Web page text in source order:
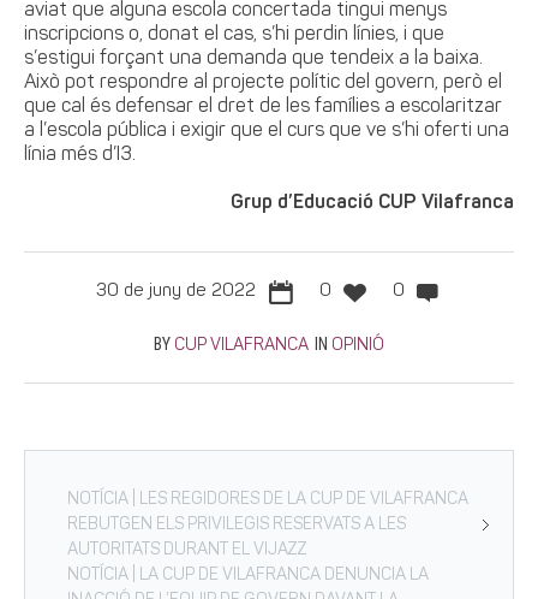
aviat que alguna escola concertada tingui menys
inscripcions o, donat el cas, s’hi perdin línies, i que
s’estigui forçant una demanda que tendeix a la baixa.
Això pot respondre al projecte polític del govern, però el
que cal és defensar el dret de les famílies a escolaritzar
a l’escola pública i exigir que el curs que ve s’hi oferti una
línia més d’I3.
Grup d’Educació CUP Vilafranca
30 de juny de 2022 0 0
BY CUP VILAFRANCA IN OPINIÓ
NOTÍCIA | LES REGIDORES DE LA CUP DE VILAFRANCA
REBUTGEN ELS PRIVILEGIS RESERVATS A LES
AUTORITATS DURANT EL VIJAZZ
NOTÍCIA | LA CUP DE VILAFRANCA DENUNCIA LA